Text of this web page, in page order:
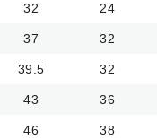
32 24
37 32
39.5 32
43 36
46 38